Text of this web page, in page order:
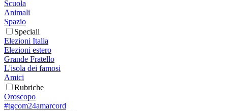
Scuola
Animali
Spazio
Speciali
Elezioni Italia
Elezioni estero
Grande Fratello
L'isola dei famosi
Amici
Rubriche
Oroscopo
#tgcom24amarcord